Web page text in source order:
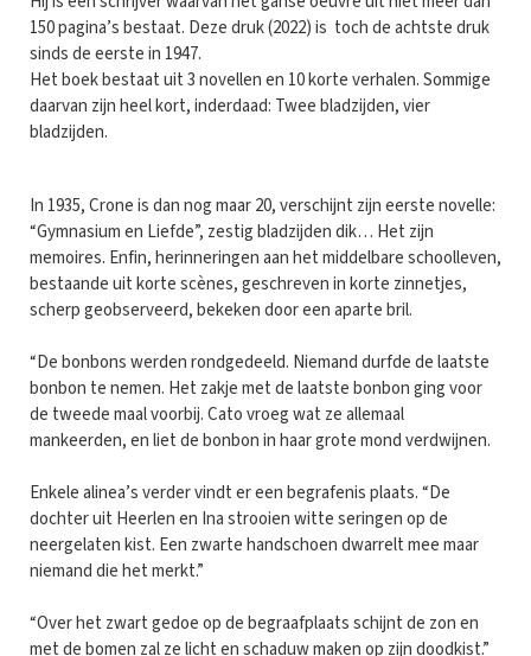
150 pagina’s bestaat. Deze druk (2022) is toch de achtste druk
sinds de eerste in 1947.
Het boek bestaat uit 3 novellen en 10 korte verhalen. Sommige
daarvan zijn heel kort, inderdaad: Twee bladzijden, vier
bladzijden.
In 1935, Crone is dan nog maar 20, verschijnt zijn eerste novelle:
“Gymnasium en Liefde”, zestig bladzijden dik… Het zijn
memoires. Enfin, herinneringen aan het middelbare schoolleven,
bestaande uit korte scènes, geschreven in korte zinnetjes,
scherp geobserveerd, bekeken door een aparte bril.
“De bonbons werden rondgedeeld. Niemand durfde de laatste
bonbon te nemen. Het zakje met de laatste bonbon ging voor
de tweede maal voorbij. Cato vroeg wat ze allemaal
mankeerden, en liet de bonbon in haar grote mond verdwijnen.
Enkele alinea’s verder vindt er een begrafenis plaats. “De
dochter uit Heerlen en Ina strooien witte seringen op de
neergelaten kist. Een zwarte handschoen dwarrelt mee maar
niemand die het merkt.”
“Over het zwart gedoe op de begraafplaats schijnt de zon en
met de bomen zal ze licht en schaduw maken op zijn doodkist.”